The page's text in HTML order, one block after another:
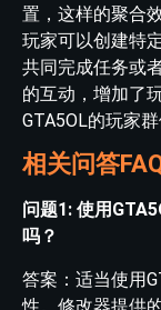
置，这样的聚合
玩家可以创建特
共同完成任务或
的互动，增加了
GTA5OL的玩家
相关问答
问题1: 使用
吗？
答案：适当使用